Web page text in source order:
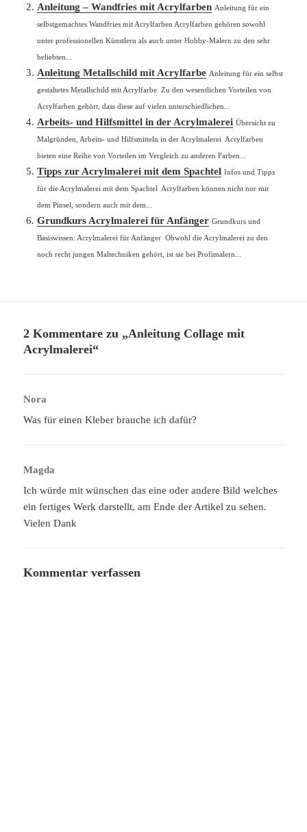
Anleitung – Wandfries mit Acrylfarben Anleitung für ein
selbstgemachtes Wandfries mit Acrylfarben Acrylfarben gehören sowohl
unter professionellen Künstlern als auch unter Hobby-Malern zu den sehr
beliebten...
Anleitung Metallschild mit Acrylfarbe Anleitung für ein selbst
gestaltetes Metallschild mit Acrylfarbe Zu den wesentlichen Vorteilen von
Acrylfarben gehört, dass diese auf vielen unterschiedlichen...
Arbeits- und Hilfsmittel in der Acrylmalerei Übersicht zu
Malgründen, Arbeits- und Hilfsmitteln in der Acrylmalerei Acrylfarben
bieten eine Reihe von Vorteilen im Vergleich zu anderen Farben...
Tipps zur Acrylmalerei mit dem Spachtel Infos und Tipps
für die Acrylmalerei mit dem Spachtel Acrylfarben können nicht nur mit
dem Pinsel, sondern auch mit dem...
Grundkurs Acrylmalerei für Anfänger Grundkurs und
Basiswissen: Acrylmalerei für Anfänger Obwohl die Acrylmalerei zu den
noch recht jungen Maltechniken gehört, ist sie bei Profimalern...
2 Kommentare zu „Anleitung Collage mit
Acrylmalerei“
Nora
Was für einen Kleber brauche ich dafür?
Magda
Ich würde mit wünschen das eine oder andere Bild welches
ein fertiges Werk darstellt, am Ende der Artikel zu sehen.
Vielen Dank
Kommentar verfassen